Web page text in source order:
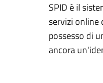
SPID è il
servizi online
possesso di
ancora